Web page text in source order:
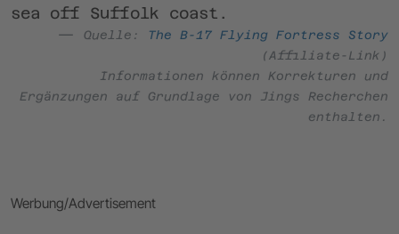
sea off Suffolk coast.
Quelle:
The B-17 Flying Fortress Story
(Affiliate-Link)
Informationen können Korrekturen und
Ergänzungen auf Grundlage von Jings Recherchen
enthalten.
Werbung/Advertisement